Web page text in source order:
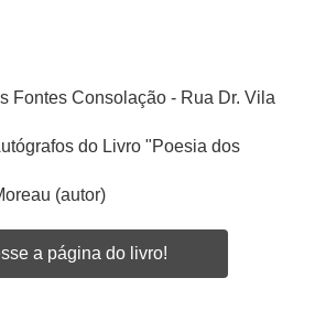
Fontes Consolação - Rua Dr. Vila
do Livro "Poesia dos
(autor)
a página do livro!